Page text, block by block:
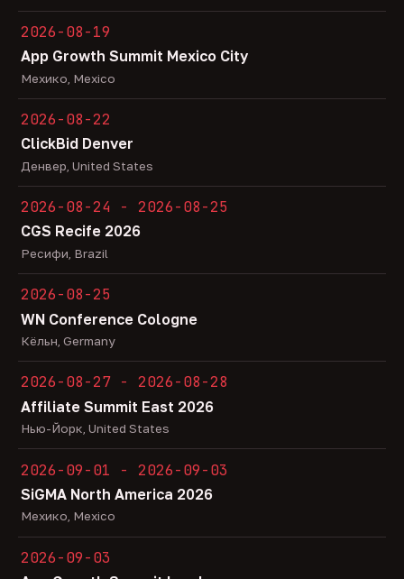
2026-08-19
App Growth Summit Mexico City
Мехико, Mexico
2026-08-22
ClickBid Denver
Денвер, United States
2026-08-24 - 2026-08-25
CGS Recife 2026
Ресифи, Brazil
2026-08-25
WN Conference Cologne
Кёльн, Germany
2026-08-27 - 2026-08-28
Affiliate Summit East 2026
Нью-Йорк, United States
2026-09-01 - 2026-09-03
SiGMA North America 2026
Мехико, Mexico
2026-09-03